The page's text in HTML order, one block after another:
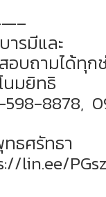
รมีและ
บถามได้ทุก
นมยิทธิ
598-8878,
ธศรัทธา
lin.ee/